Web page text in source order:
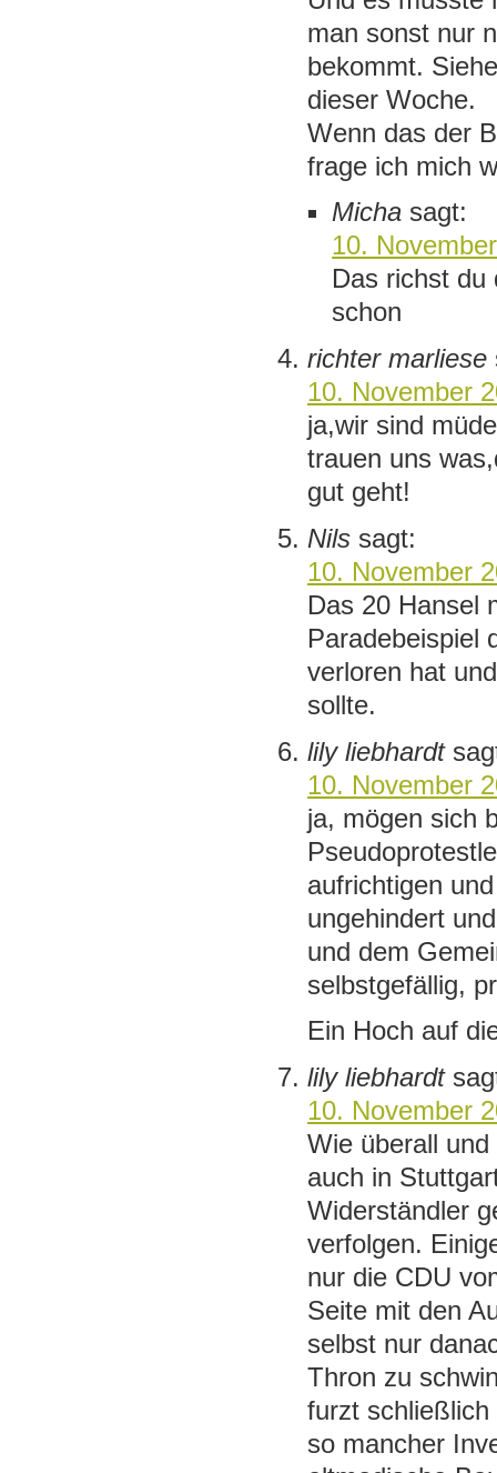
man sonst nur
bekommt.
dieser Woche.
Wenn das der
frage ich mich
Micha sagt:
10.
Das richst du
schon
richter marliese
10. November
ja,wir sind
trauen uns
gut geht!
Nils sagt:
10. November
Das 20 Hansel
Paradebeispiel
verloren hat
sollte.
lily liebhardt
10. November
ja, mögen sich
aufrichtigen
ungehindert
und dem
selbstgefällig,
Ein Hoch auf
lily liebhardt
10. November
Wie überall
auch in
Widerständler
verfolgen.
nur die CDU
Seite mit den
selbst nur
Thron zu
furzt
so mancher